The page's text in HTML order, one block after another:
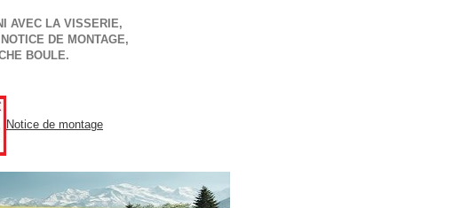
AVEC LA VISSERIE,
DE MONTAGE,
BOULE.
Notice de montage